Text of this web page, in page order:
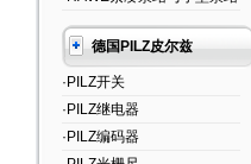
德国PILZ皮尔兹
·PILZ开关
·PILZ继电器
·PILZ编码器